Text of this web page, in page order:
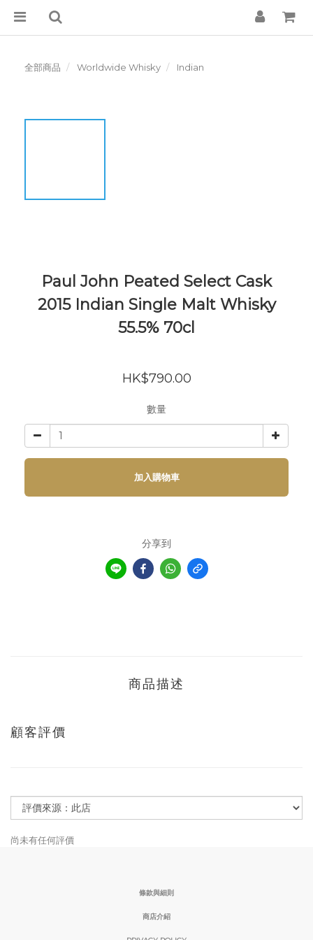
全部商品 Worldwide Whisky Indian
Paul John Peated Select Cask
2015 Indian Single Malt Whisky
55.5% 70cl
HK$790.00
數量
加入購物車
分享到
商品描述
顧客評價
尚未有任何評價
條款與細則
商店介紹